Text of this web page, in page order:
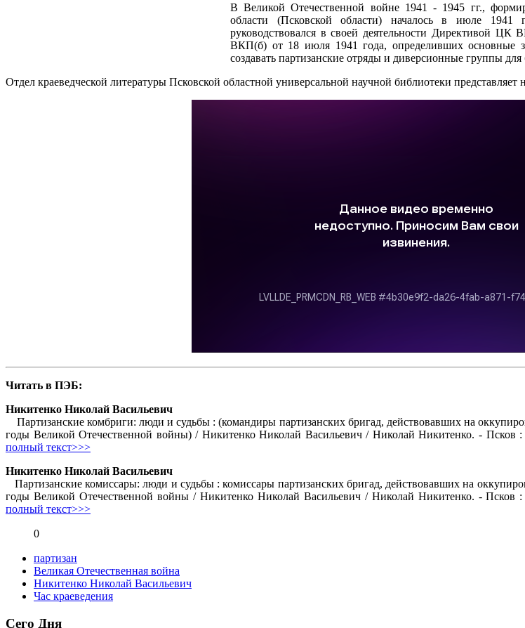
В Великой Отечественной войне 1941 - 1945 гг.,
области (Псковской области) началось в июле
руководствовался в своей деятельности
ВКП(б) от 18 июля 1941 года, определивших основные
создавать партизанские отряды и диверсионные группы
Отдел краеведческой литературы Псковской областной универсальной научной библиотеки
Читать в ПЭБ:
Никитенко Николай Васильевич
Партизанские комбриги: люди и судьбы : (командиры партизанских бригад, действовавших на
годы Великой Отечественной войны) / Никитенко Николай Васильевич / Николай Никитенко. - Псков :
полный текст>>>
Никитенко Николай Васильевич
Партизанские комиссары: люди и судьбы : комиссары партизанских бригад, действовавших на
годы Великой Отечественной войны / Никитенко Николай Васильевич / Николай Никитенко. - Псков :
полный текст>>>
0
партизан
Великая Отечественная война
Никитенко Николай Васильевич
Час краеведения
Сего Дня